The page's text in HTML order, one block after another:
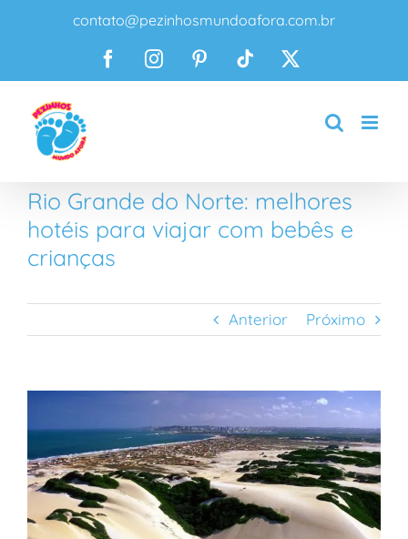
conteúdo
contato@pezinhosmundoafora.com.br
FacebookInstagramPinterestTiktok
Rio Grande do Norte: melhores
hotéis para viajar com bebês e
crianças
Anterior Próximo